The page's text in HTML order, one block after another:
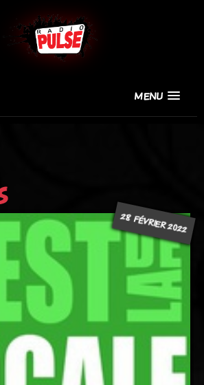
MENU
28 FÉVRIER 2022